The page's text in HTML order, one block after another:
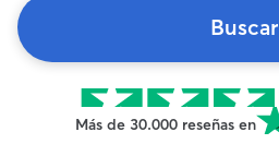
Buscar
Más de 30.000 reseñas en